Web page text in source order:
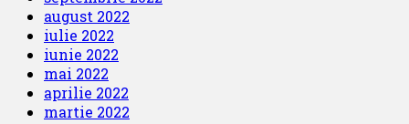
august 2022
iulie 2022
iunie 2022
mai 2022
aprilie 2022
martie 2022